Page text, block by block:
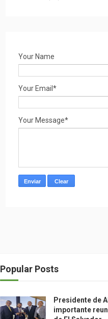
Your Name
Your Email*
Your Message*
Popular Posts
Presidente de
importante